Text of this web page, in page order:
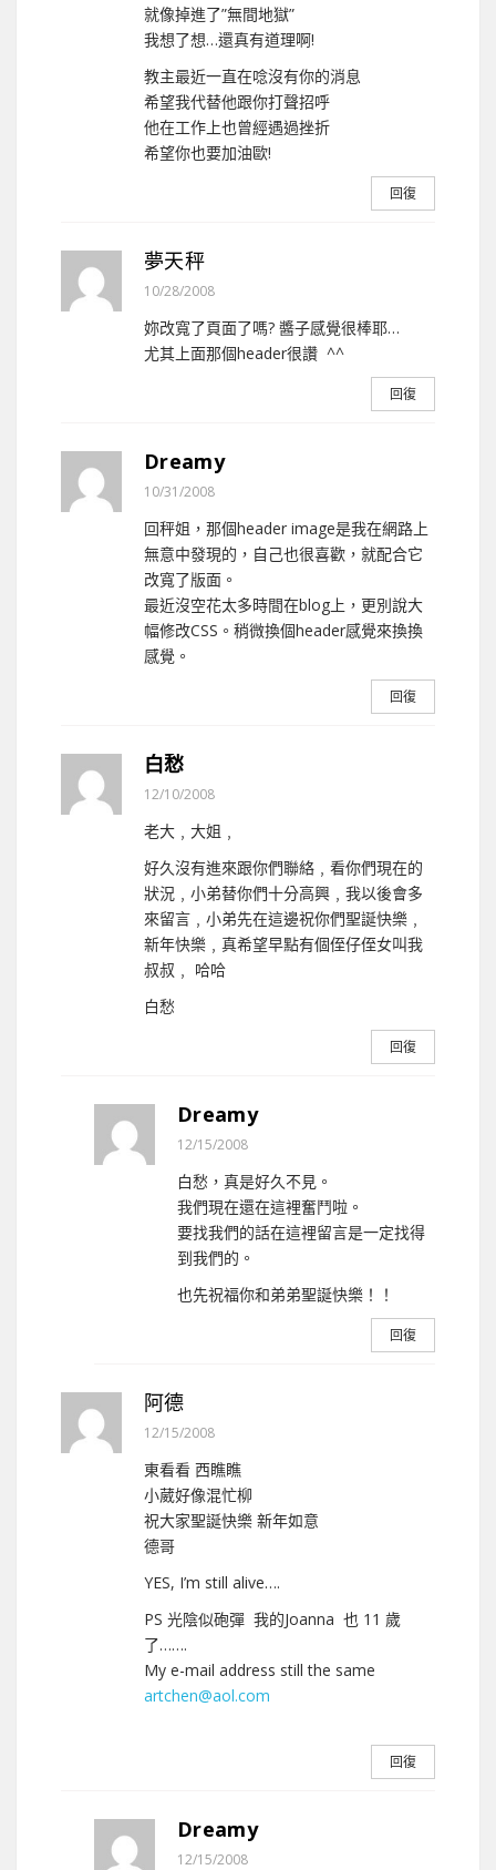
就像掉進了”無間地獄”
我想了想…還真有道理啊!
教主最近一直在唸沒有你的消息
希望我代替他跟你打聲招呼
他在工作上也曾經遇過挫折
希望你也要加油歐!
回復
夢天秤
10/28/2008
妳改寬了頁面了嗎? 醬子感覺很棒耶…
尤其上面那個header很讚 ^^
回復
Dreamy
10/31/2008
回秤姐，那個header image是我在網路上
無意中發現的，自己也很喜歡，就配合它
改寬了版面。
最近沒空花太多時間在blog上，更別說大
幅修改CSS。稍微換個header感覺來換換
感覺。
回復
白愁
12/10/2008
老大﹐大姐﹐
好久沒有進來跟你們聯絡﹐看你們現在的
狀況﹐小弟替你們十分高興﹐我以後會多
來留言﹐小弟先在這邊祝你們聖誕快樂﹐
新年快樂﹐真希望早點有個侄仔侄女叫我
叔叔﹐ 哈哈
白愁
回復
Dreamy
12/15/2008
白愁，真是好久不見。
我們現在還在這裡奮鬥啦。
要找我們的話在這裡留言是一定找得
到我們的。
也先祝福你和弟弟聖誕快樂！！
回復
阿德
12/15/2008
東看看 西瞧瞧
小葳好像混忙柳
祝大家聖誕快樂 新年如意
德哥
YES, I’m still alive….
PS 光陰似砲彈 我的Joanna 也 11 歲
了…….
My e-mail address still the same
artchen@aol.com
回復
Dreamy
12/15/2008